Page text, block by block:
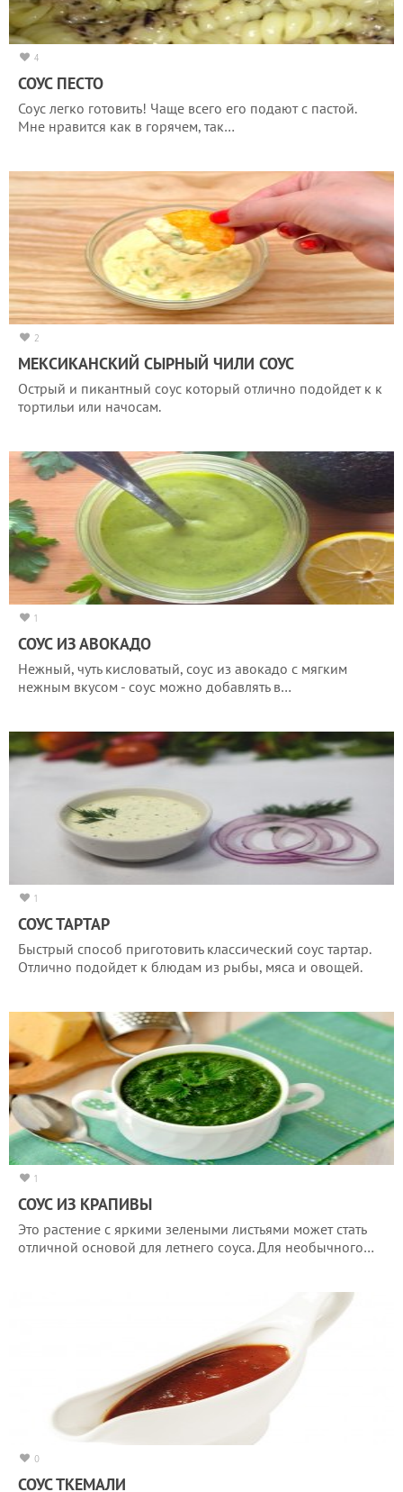
4
СОУС ПЕСТО
Соус легко готовить! Чаще всего его подают с пастой.
Мне нравится как в горячем, так…
2
МЕКСИКАНСКИЙ СЫРНЫЙ ЧИЛИ СОУС
Острый и пикантный соус который отлично подойдет к к
тортильи или начосам.
1
СОУС ИЗ АВОКАДО
Нежный, чуть кисловатый, соус из авокадо с мягким
нежным вкусом - соус можно добавлять в…
1
СОУС ТАРТАР
Быстрый способ приготовить классический соус тартар.
Отлично подойдет к блюдам из рыбы, мяса и овощей.
1
СОУС ИЗ КРАПИВЫ
Это растение с яркими зелеными листьями может стать
отличной основой для летнего соуса. Для необычного…
0
СОУС ТКЕМАЛИ